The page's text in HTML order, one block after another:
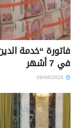
في 7 أشهر